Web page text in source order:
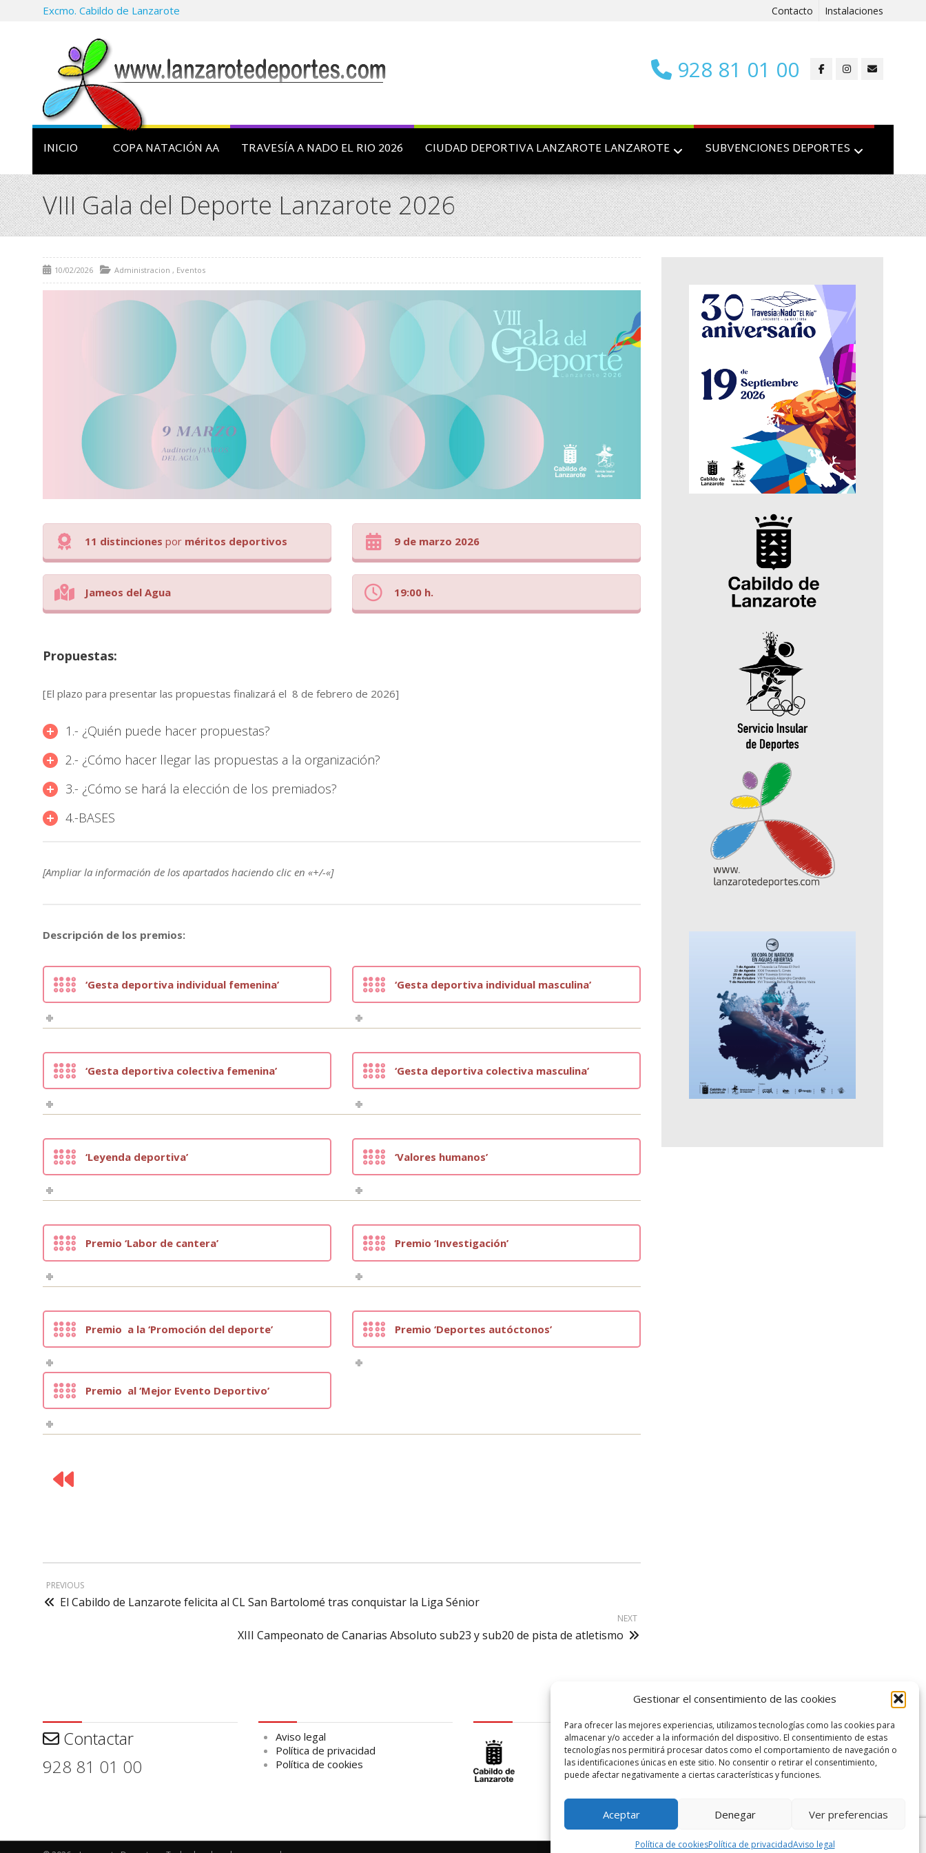
Gestionar el consentimiento de las cookies
Para ofrecer las mejores experiencias, utilizamos tecnologías como las cookies para
almacenar y/o acceder a la información del dispositivo. El consentimiento de estas
tecnologías nos permitirá procesar datos como el comportamiento de navegación o
las identificaciones únicas en este sitio. No consentir o retirar el consentimiento,
puede afectar negativamente a ciertas características y funciones.
Aceptar Denegar Ver preferencias
Política de cookiesPolítica de privacidadAviso legal
Excmo. Cabildo de Lanzarote Contacto Instalaciones
928 81 01 00
INICIO COPA NATACIÓN AA TRAVESÍA A NADO EL RIO 2026 CIUDAD DEPORTIVA LANZAROTE LANZAROTE SUBVENCIONES DEPORTES
VIII Gala del Deporte Lanzarote 2026
10/02/2026 Administracion , Eventos
11 distinciones por méritos deportivos
Jameos del Agua
9 de marzo 2026
19:00 h.
Propuestas:
[El plazo para presentar las propuestas finalizará el 8 de febrero de 2026]
1.- ¿Quién puede hacer propuestas?
2.- ¿Cómo hacer llegar las propuestas a la organización?
3.- ¿Cómo se hará la elección de los premiados?
4.-BASES
[Ampliar la información de los apartados haciendo clic en «+/-«]
Descripción de los premios:
‘Gesta deportiva individual femenina’ ‘Gesta deportiva individual masculina’
‘Gesta deportiva colectiva femenina’ ‘Gesta deportiva colectiva masculina’
‘Leyenda deportiva’ ‘Valores humanos’
Premio ‘Labor de cantera’ Premio ‘Investigación’
Premio a la ‘Promoción del deporte’ Premio ‘Deportes autóctonos’
Premio al ‘Mejor Evento Deportivo’
PREVIOUS
El Cabildo de Lanzarote felicita al CL San Bartolomé tras conquistar la Liga Sénior
NEXT
XIII Campeonato de Canarias Absoluto sub23 y sub20 de pista de atletismo
Contactar
928 81 01 00
Aviso legal
Política de privacidad
Política de cookies
logo SID